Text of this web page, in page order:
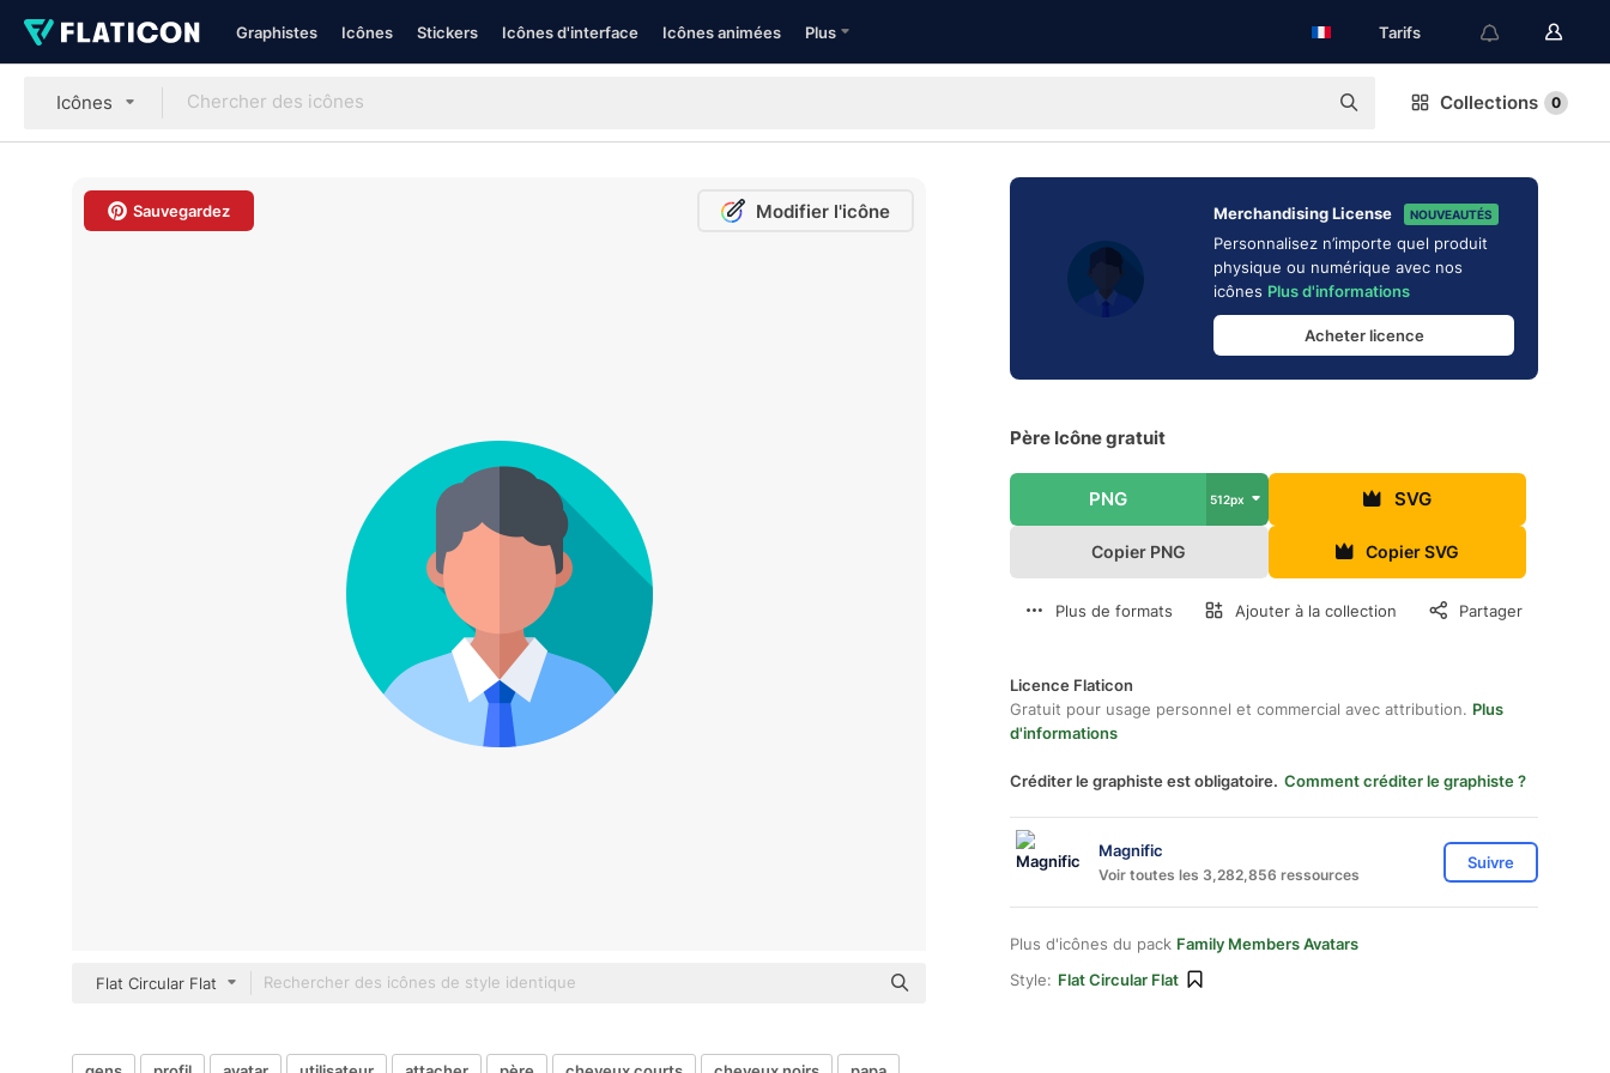
Graphistes Icônes Stickers Icônes d'interface Icônes animées Plus Tarifs
Icônes Collections 0
Sauvegardez Modifier l'icône
Flat Circular Flat
Merchandising License NOUVEAUTÉS
Personnalisez n’importe quel produit
physique ou numérique avec nos
icônes Plus d'informations
Acheter licence
Père Icône gratuit
PNG 512px SVG
Copier PNG Copier SVG
Plus de formats Ajouter à la collection Partager
Licence Flaticon
Gratuit pour usage personnel et commercial avec attribution. Plus
d'informations
Créditer le graphiste est obligatoire. Comment créditer le graphiste ?
Magnific
Voir toutes les 3,282,856 ressources
Suivre
Plus d'icônes du pack Family Members Avatars
Style: Flat Circular Flat